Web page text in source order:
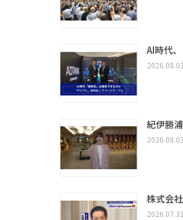
AI時代
紀伊勝
株式会